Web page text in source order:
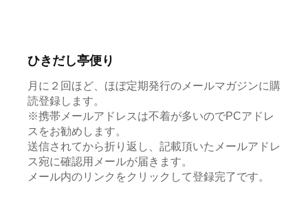
ひきだし亭便り
月に２回ほど、ほぼ定期発行のメールマガジンに購
読登録します。
※携帯メールアドレスは不着が多いのでPCアドレ
スをお勧めします。
送信されてから折り返し、記載頂いたメールアドレ
ス宛に確認用メールが届きます。
メール内のリンクをクリックして登録完了です。